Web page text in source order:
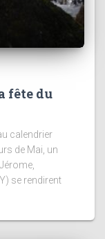
fête du
calendrier
de Mai, un
se rendirent